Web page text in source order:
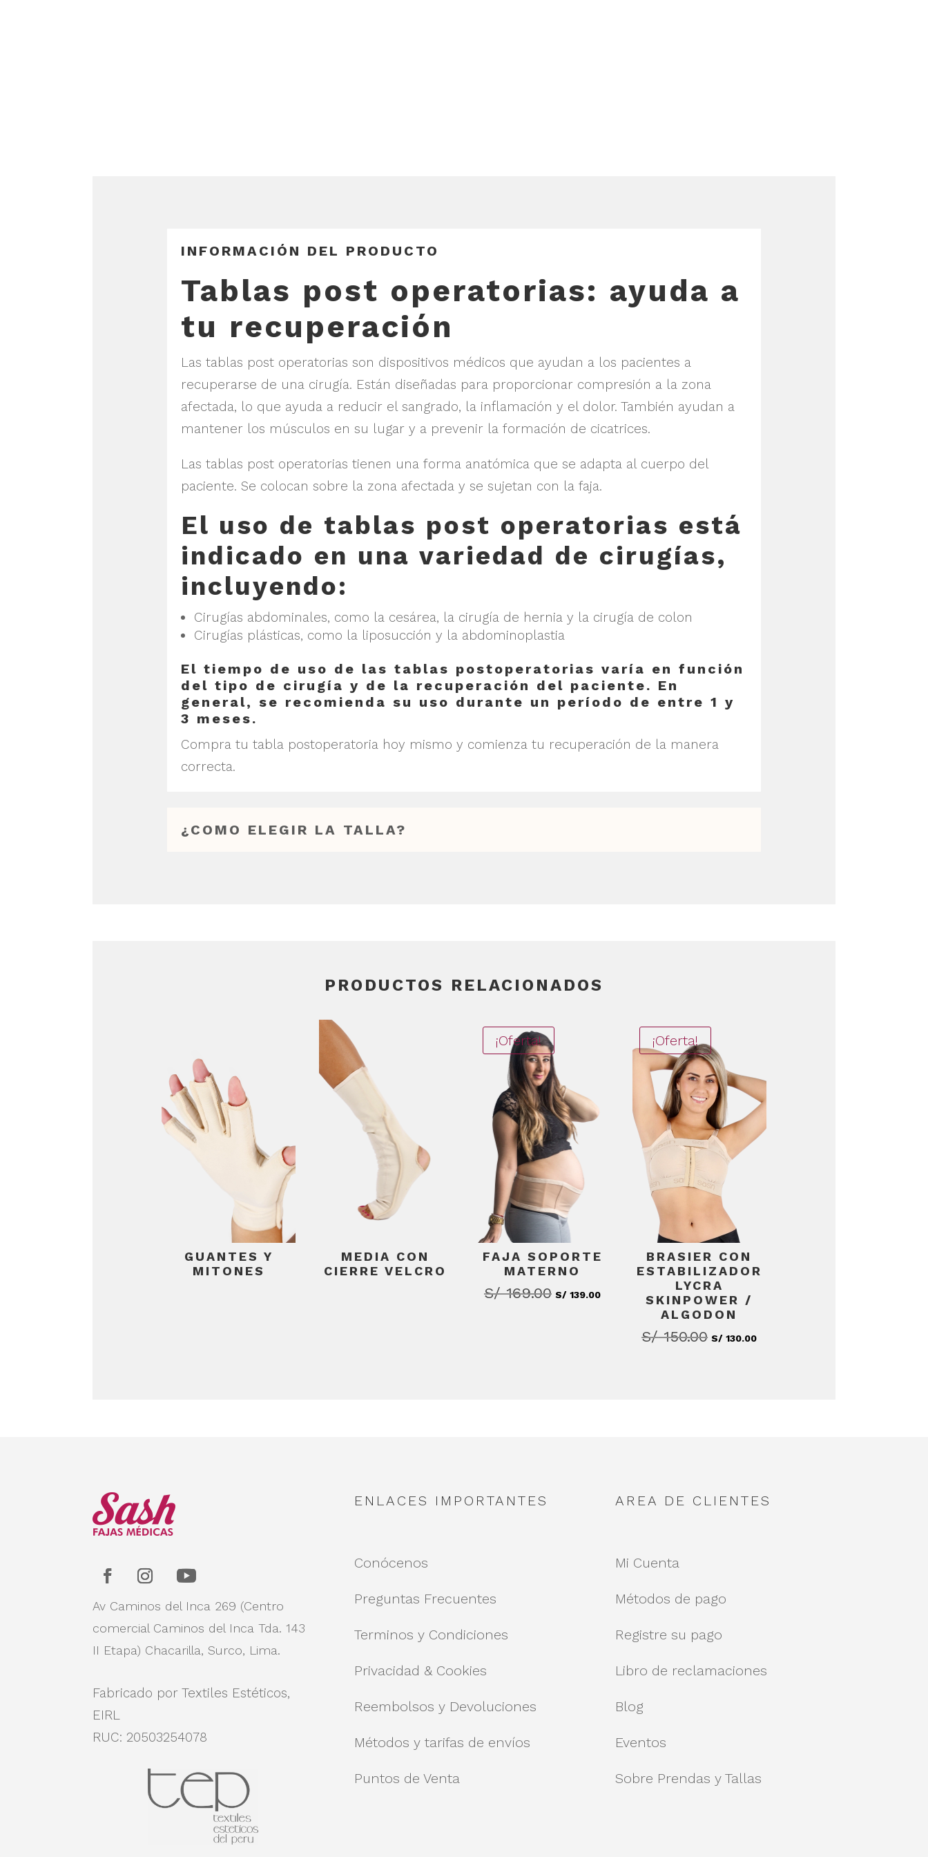
INFORMACIÓN DEL PRODUCTO
Tablas post operatorias: ayuda a
tu recuperación
Las tablas post operatorias son dispositivos médicos que ayudan a los pacientes a
recuperarse de una cirugía. Están diseñadas para proporcionar compresión a la zona
afectada, lo que ayuda a reducir el sangrado, la inflamación y el dolor. También ayudan a
mantener los músculos en su lugar y a prevenir la formación de cicatrices.
Las tablas post operatorias tienen una forma anatómica que se adapta al cuerpo del
paciente. Se colocan sobre la zona afectada y se sujetan con la faja.
El uso de tablas post operatorias está
indicado en una variedad de cirugías,
incluyendo:
Cirugías abdominales, como la cesárea, la cirugía de hernia y la cirugía de colon
Cirugías plásticas, como la liposucción y la abdominoplastia
El tiempo de uso de las tablas postoperatorias varía en función
del tipo de cirugía y de la recuperación del paciente. En
general, se recomienda su uso durante un período de entre 1 y
3 meses.
Compra tu tabla postoperatoria hoy mismo y comienza tu recuperación de la manera
correcta.
¿COMO ELEGIR LA TALLA?
PRODUCTOS RELACIONADOS
GUANTES Y
MITONES
MEDIA CON
CIERRE VELCRO
¡Oferta!
FAJA SOPORTE
MATERNO
S/169.00 El
S/ 139.00El
¡Oferta!
BRASIER CON
ESTABILIZADOR
LYCRA
SKINPOWER /
ALGODON
S/150.00 El
S/ 130.00El
Av Caminos del Inca 269 (Centro
comercial Caminos del Inca Tda. 143
II Etapa) Chacarilla, Surco, Lima.
Fabricado por Textiles Estéticos,
EIRL
RUC: 20503254078
ENLACES IMPORTANTES
Conócenos
Preguntas Frecuentes
Terminos y Condiciones
Privacidad & Cookies
Reembolsos y Devoluciones
Métodos y tarifas de envíos
Puntos de Venta
AREA DE CLIENTES
Mi Cuenta
Métodos de pago
Registre su pago
Libro de reclamaciones
Blog
Eventos
Sobre Prendas y Tallas